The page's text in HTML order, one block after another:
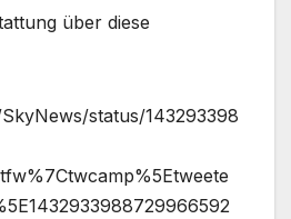
über diese
status/143293398